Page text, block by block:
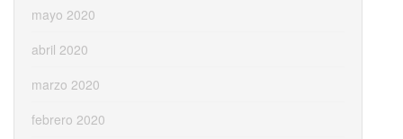
mayo 2020
abril 2020
marzo 2020
febrero 2020